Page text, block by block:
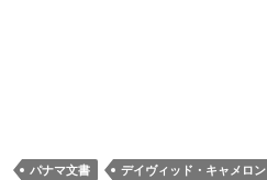
パナマ文書 デイヴィッド・キャメロン